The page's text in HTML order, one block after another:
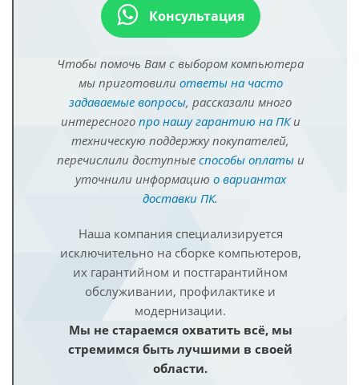
Консультация
Чтобы помочь Вам с выбором компьютера
мы приготовили ответы на часто
задаваемые вопросы, рассказали много
интересного про нашу гарантию на ПКи
техническую поддержку покупателей,
перечислили доступные способы оплатыи
уточнили информацию о вариантах
доставки ПК.
Наша компания специализируется
исключительно на сборке компьютеров,
их гарантийном и постгарантийном
обслуживании, профилактике и
модернизации.
Мы не стараемся охватить всё, мы
стремимся быть лучшими в своей
области.